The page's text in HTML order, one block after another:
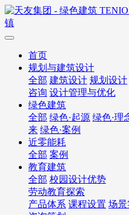
首页
规划与建筑设计
全部 建筑设计 规划设计
咨询 设计管理与优化
绿色建筑
全部 绿色·起源 绿色·理
来 绿色·案例
近零能耗
全部 案例
教育建筑
全部 校园设计优势
劳动教育探索
产品体系 课程设置 场